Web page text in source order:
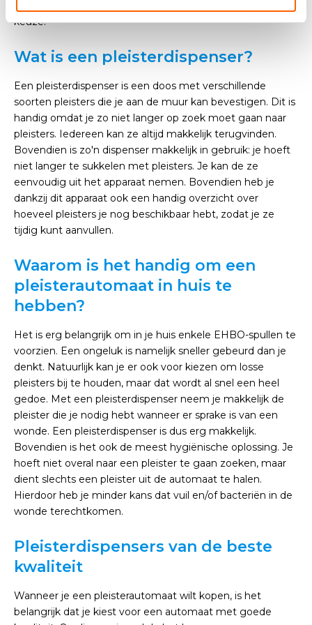
keuze.
Wat is een pleisterdispenser?
Een pleisterdispenser is een doos met verschillende
soorten pleisters die je aan de muur kan bevestigen. Dit is
handig omdat je zo niet langer op zoek moet gaan naar
pleisters. Iedereen kan ze altijd makkelijk terugvinden.
Bovendien is zo'n dispenser makkelijk in gebruik: je hoeft
niet langer te sukkelen met pleisters. Je kan de ze
eenvoudig uit het apparaat nemen. Bovendien heb je
dankzij dit apparaat ook een handig overzicht over
hoeveel pleisters je nog beschikbaar hebt, zodat je ze
tijdig kunt aanvullen.
Waarom is het handig om een
pleisterautomaat in huis te
hebben?
Het is erg belangrijk om in je huis enkele EHBO-spullen te
voorzien. Een ongeluk is namelijk sneller gebeurd dan je
denkt. Natuurlijk kan je er ook voor kiezen om losse
pleisters bij te houden, maar dat wordt al snel een heel
gedoe. Met een pleisterdispenser neem je makkelijk de
pleister die je nodig hebt wanneer er sprake is van een
wonde. Een pleisterdispenser is dus erg makkelijk.
Bovendien is het ook de meest hygiënische oplossing. Je
hoeft niet overal naar een pleister te gaan zoeken, maar
dient slechts een pleister uit de automaat te halen.
Hierdoor heb je minder kans dat vuil en/of bacteriën in de
wonde terechtkomen.
Pleisterdispensers van de beste
kwaliteit
Wanneer je een pleisterautomaat wilt kopen, is het
belangrijk dat je kiest voor een automaat met goede